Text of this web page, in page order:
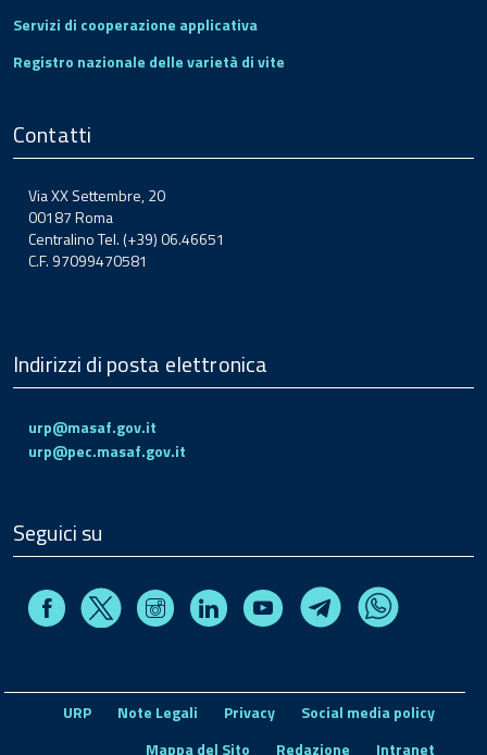
Servizi di cooperazione applicativa
Registro nazionale delle varietà di vite
Contatti
Via XX Settembre, 20
00187 Roma
Centralino Tel. (+39) 06.46651
C.F. 97099470581
Indirizzi di posta elettronica
urp@masaf.gov.it
urp@pec.masaf.gov.it
Seguici su
FacebookX InstagramLinkedin Youtube TelegramWhatsapp
URP Note Legali Privacy
Social media policy
Mappa del Sito
Redazione Intranet